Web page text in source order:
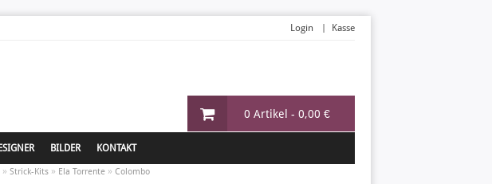
0 Artikel - 0,00 €
Login Kasse
BILDER KONTAKT
» Strick-Kits » Ela Torrente » Colombo